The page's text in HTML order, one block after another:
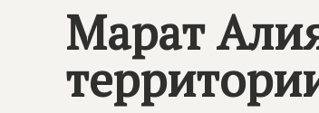
Марат